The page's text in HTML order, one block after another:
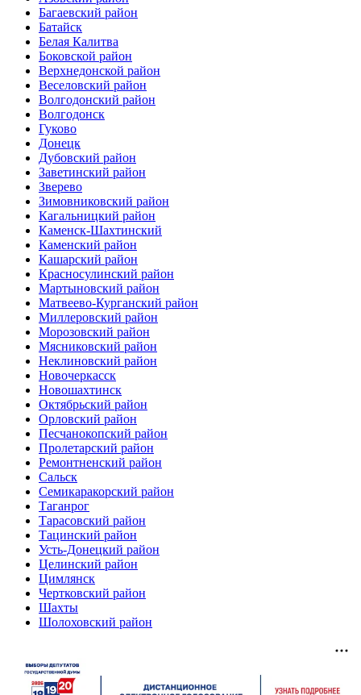
Багаевский район
Батайск
Белая Калитва
Боковской район
Верхнедонской район
Веселовский район
Волгодонский район
Волгодонск
Гуково
Донецк
Дубовский район
Заветинский район
Зверево
Зимовниковский район
Кагальницкий район
Каменск-Шахтинский
Каменский район
Кашарский район
Красносулинский район
Мартыновский район
Матвеево-Курганский район
Миллеровский район
Морозовский район
Мясниковский район
Неклиновский район
Новочеркасск
Новошахтинск
Октябрьский район
Орловский район
Песчанокопский район
Пролетарский район
Ремонтненский район
Сальск
Семикаракорский район
Таганрог
Тарасовский район
Тацинский район
Усть-Донецкий район
Целинский район
Цимлянск
Чертковский район
Шахты
Шолоховский район